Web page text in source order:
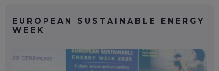
EUROPEAN SUSTAINABLE ENERGY
WEEK